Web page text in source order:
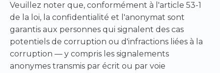
Veuillez noter que, conformément à l'article 53-1
de la loi, la confidentialité et l'anonymat sont
garantis aux personnes qui signalent des cas
potentiels de corruption ou d'infractions liées à la
corruption — y compris les signalements
anonymes transmis par écrit ou par voie